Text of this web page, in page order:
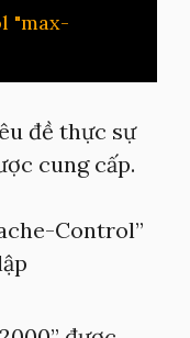
"max-
đề thực sự
cung cấp.
Control”